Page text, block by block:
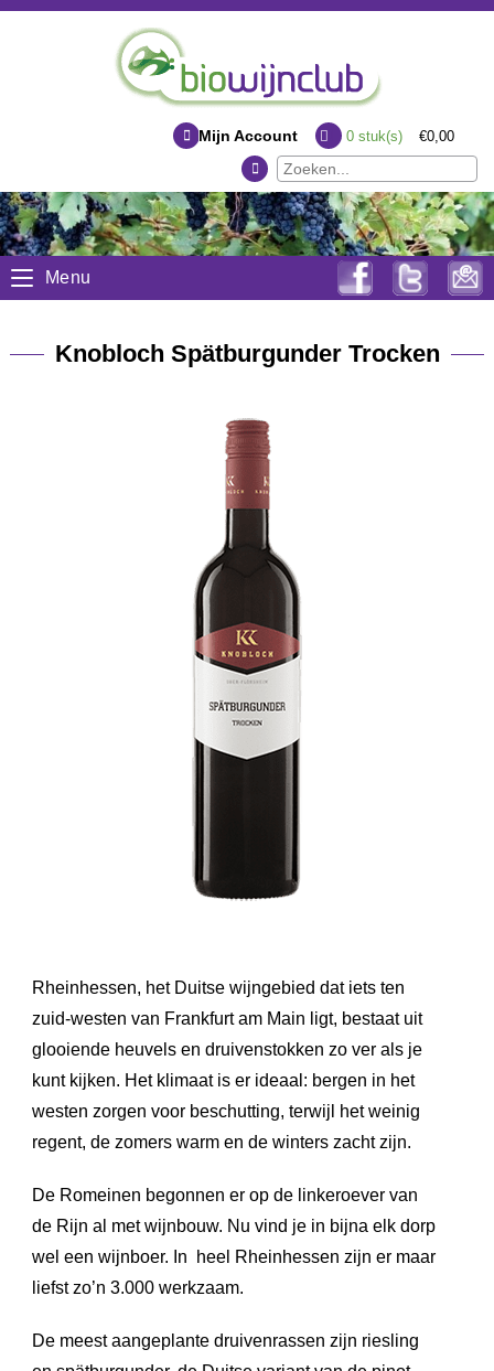
Mijn Account 0stuk(s) €0,00
Menu
Knobloch Spätburgunder Trocken
Rheinhessen, het Duitse wijngebied dat iets ten
zuid-westen van Frankfurt am Main ligt, bestaat uit
glooiende heuvels en druivenstokken zo ver als je
kunt kijken. Het klimaat is er ideaal: bergen in het
westen zorgen voor beschutting, terwijl het weinig
regent, de zomers warm en de winters zacht zijn.
De Romeinen begonnen er op de linkeroever van
de Rijn al met wijnbouw. Nu vind je in bijna elk dorp
wel een wijnboer. In heel Rheinhessen zijn er maar
liefst zo’n 3.000 werkzaam.
De meest aangeplante druivenrassen zijn riesling